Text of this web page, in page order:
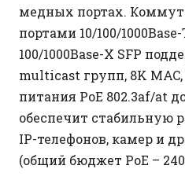
медных портах.
портами 10/100/
100/1000Base-X SFP
multicast групп, 8K
питания PoE 802.3af/at
обеспечит стабильную
IP-телефонов, камер и
(общий бюджет PoE –